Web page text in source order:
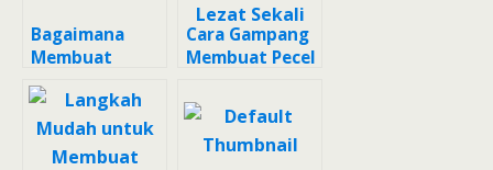
Bagaimana
Membuat
Bumbu pecel
yang Enak
Cara Gampang
Membuat Pecel
Sekali